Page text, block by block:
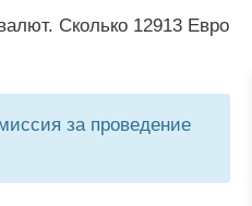
Сколько 12913 Евро
за проведение